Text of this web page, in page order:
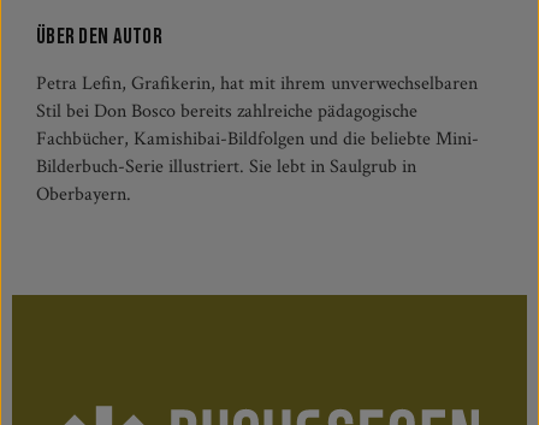
Über den Autor
Petra Lefin, Grafikerin, hat mit ihrem unverwechselbaren
Stil bei Don Bosco bereits zahlreiche pädagogische
Fachbücher, Kamishibai-Bildfolgen und die beliebte Mini-
Bilderbuch-Serie illustriert. Sie lebt in Saulgrub in
Oberbayern.